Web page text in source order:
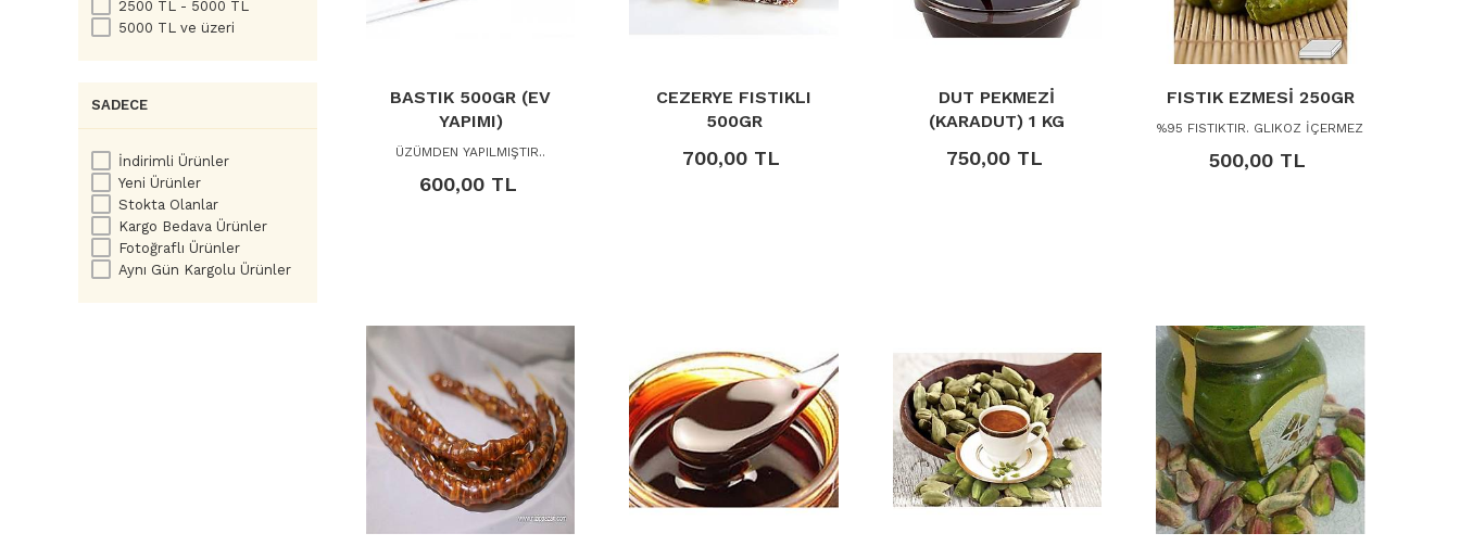
2500 TL - 5000 TL
5000 TL ve üzeri
SADECE
İndirimli Ürünler
Yeni Ürünler
Stokta Olanlar
Kargo Bedava Ürünler
Fotoğraflı Ürünler
Aynı Gün Kargolu Ürünler
BASTIK 500GR (EV
YAPIMI)
ÜZÜMDEN YAPILMIŞTIR..
600,00 TL
CEZERYE FISTIKLI
500GR
700,00 TL
DUT PEKMEZİ
(KARADUT) 1 KG
750,00 TL
FISTIK EZMESİ 250GR
%95 FISTIKTIR. GLIKOZ İÇERMEZ
500,00 TL